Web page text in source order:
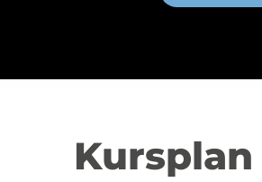
Kursplan